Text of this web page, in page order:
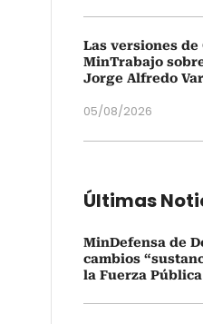
Las versiones
MinTrabajo
Jorge Alfredo
05/08/2026
Últimas
MinDefensa de
cambios
la Fuerza Pública